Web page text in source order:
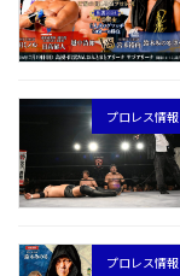
プロレス情報
プロレス情報